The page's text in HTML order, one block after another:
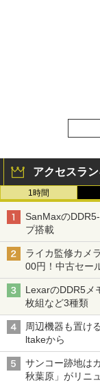
アクセスラ
1時間
SanMaxの
プ搭載
ライカ監修カメ
00円！中古セー
LexarのDDR5メ
枚組など3種類
周辺機器も置け
ltakeから
サンコー跡地は
秋葉原」がリニ